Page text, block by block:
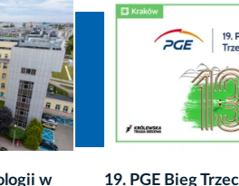
19. PGE Bieg Trzech